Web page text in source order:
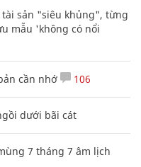
sản "siêu khủng", từng
mẫu 'không có nổi
cần nhớ 106
dưới bãi cát
7 tháng 7 âm lịch